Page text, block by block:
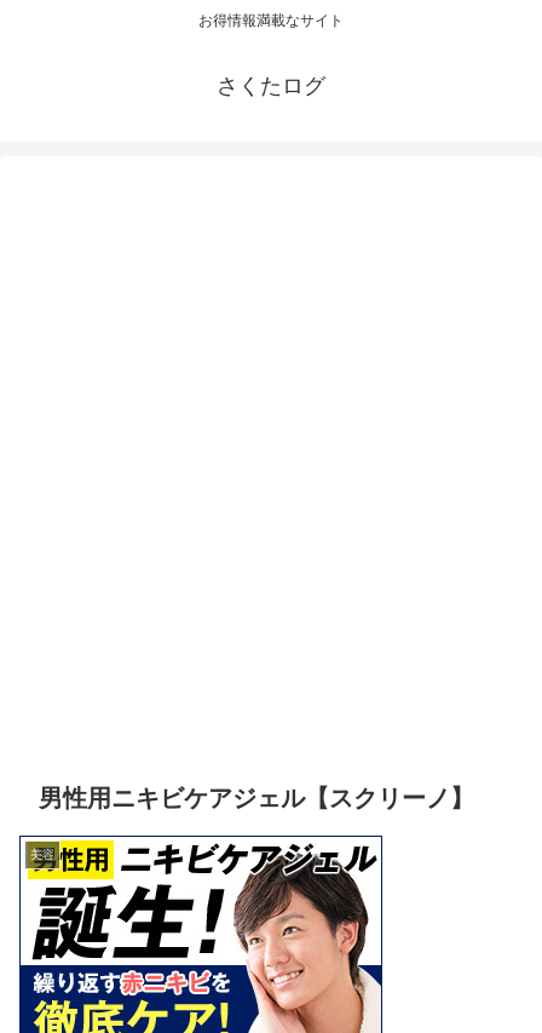
お得情報満載なサイト
さくたログ
男性用ニキビケアジェル【スクリーノ】
美容